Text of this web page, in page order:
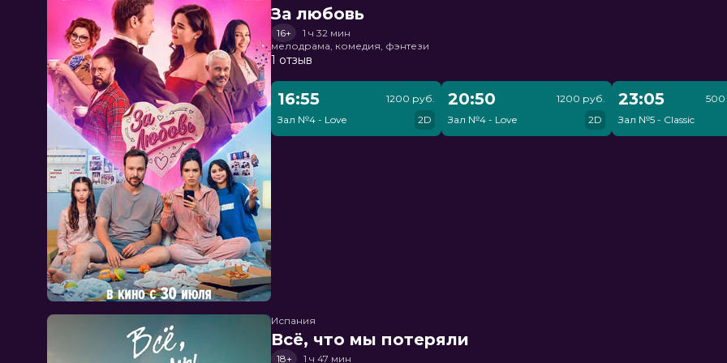
За любовь
16+
1 ч 32 мин
мелодрама, комедия, фэнтези
1 отзыв
16:55
Зал №4 - Love
1200 руб.
2D
20:50
Зал №4 - Love
1200 руб.
2D
23:05
Зал №5 - Classic
500
Испания
Всё, что мы потеряли
18+ 1 ч 47 мин